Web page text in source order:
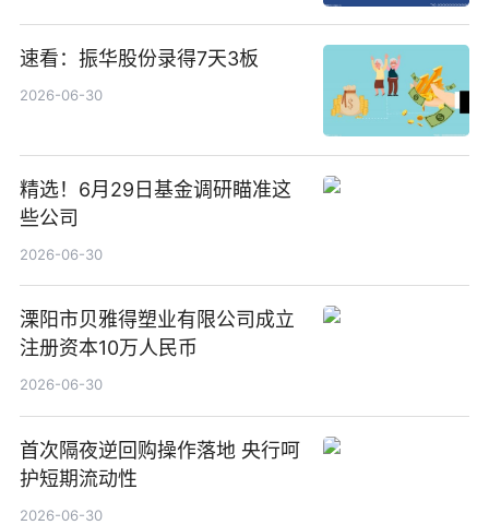
速看：振华股份录得7天3板
2026-06-30
精选！6月29日基金调研瞄准这
些公司
2026-06-30
溧阳市贝雅得塑业有限公司成立
注册资本10万人民币
2026-06-30
首次隔夜逆回购操作落地 央行呵
护短期流动性
2026-06-30